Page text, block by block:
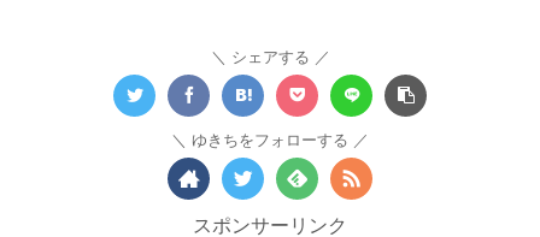
シェアする
ゆきちをフォローする
スポンサーリンク